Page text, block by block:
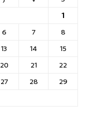
1
6 7
8
13 14
15
20 21
22
27 28
29